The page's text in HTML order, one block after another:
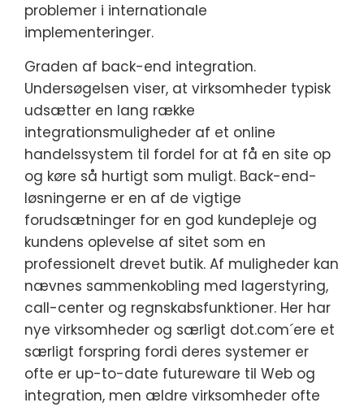
problemer i internationale
implementeringer.
Graden af back-end integration.
Undersøgelsen viser, at virksomheder typisk
udsætter en lang række
integrationsmuligheder af et online
handelssystem til fordel for at få en site op
og køre så hurtigt som muligt. Back-end-
løsningerne er en af de vigtige
forudsætninger for en god kundepleje og
kundens oplevelse af sitet som en
professionelt drevet butik. Af muligheder kan
nævnes sammenkobling med lagerstyring,
call-center og regnskabsfunktioner. Her har
nye virksomheder og særligt dot.com´ere et
særligt forspring fordi deres systemer er
ofte er up-to-date futureware til Web og
integration, men ældre virksomheder ofte